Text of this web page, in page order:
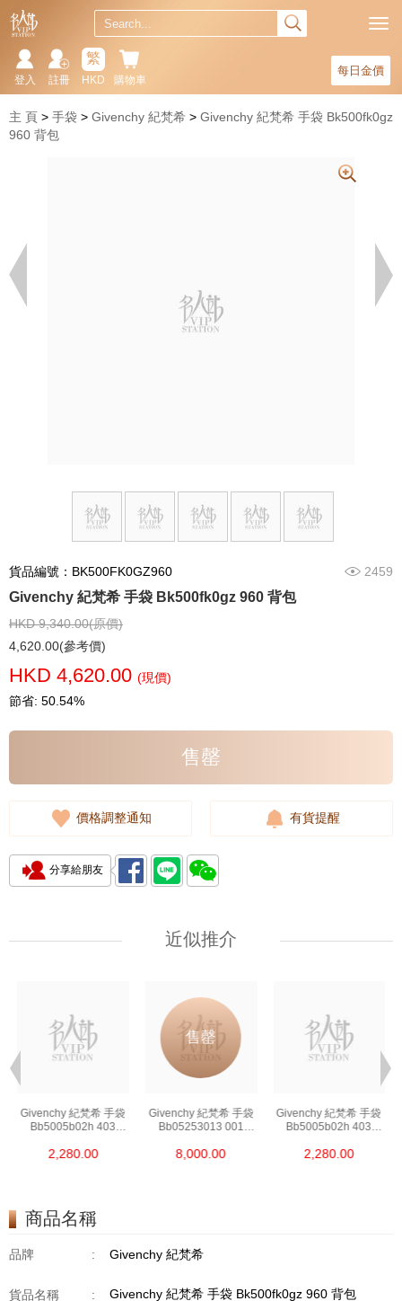
每日金價
購物車
繁
HKD
註冊
登入
主 頁 手袋 Givenchy 紀梵希
Givenchy 紀梵希 手袋 Bk500fk0gz
960 背包
貨品編號：BK500FK0GZ960 2459
Givenchy 紀梵希 手袋 Bk500fk0gz 960 背包
HKD 9,340.00(原價)
4,620.00(參考價)
HKD 4,620.00 (現價)
節省: 50.54%
售罄
價格調整通知 有貨提醒
分享給朋友
近似推介
Givenchy 紀梵希 手袋
Bb5005b02h 403
2,280.00
售罄
Givenchy 紀梵希 手袋
Bb05253013 001
8,000.00
Givenchy 紀梵希 手袋
Bb5005b02h 403
2,280.00
商品名稱
品牌 : Givenchy 紀梵希
貨品名稱 : Givenchy 紀梵希 手袋 Bk500fk0gz 960 背包